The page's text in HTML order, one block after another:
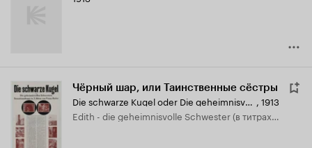
Чёрный шар, или Таинственные сёстры
Die schwarze Kugel oder Die geheimnisvollen Schwestern , 1913
Edith - die geheimnisvolle Schwester (в титрах: Frl. Cordes)